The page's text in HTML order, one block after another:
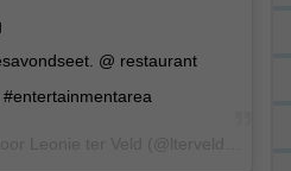
@ restaurant